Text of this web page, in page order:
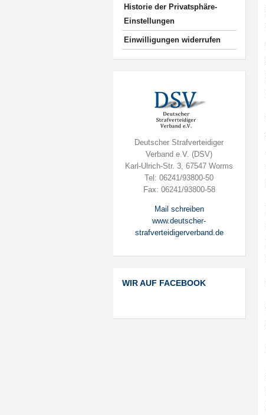
Historie der Privatsphäre-
Einstellungen
Einwilligungen widerrufen
Deutscher Strafverteidiger
Verband e.V. (DSV)
Karl-Ulrich-Str. 3, 67547 Worms
Tel: 06241/93800-50
Fax: 06241/93800-58
Mail schreiben
www.deutscher-
strafverteidigerverband.de
WIR AUF FACEBOOK